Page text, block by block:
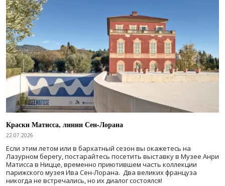
Краски Матисса, линии Сен-Лорана
22.07.2026
Если этим летом или в бархатный сезон вы окажетесь на
Лазурном берегу, постарайтесь посетить выставку в Музее Анри
Матисса в Ницце, временно приютившем часть коллекции
парижского музея Ива Сен-Лорана. Два великих француза
никогда не встречались, но их диалог состоялся!